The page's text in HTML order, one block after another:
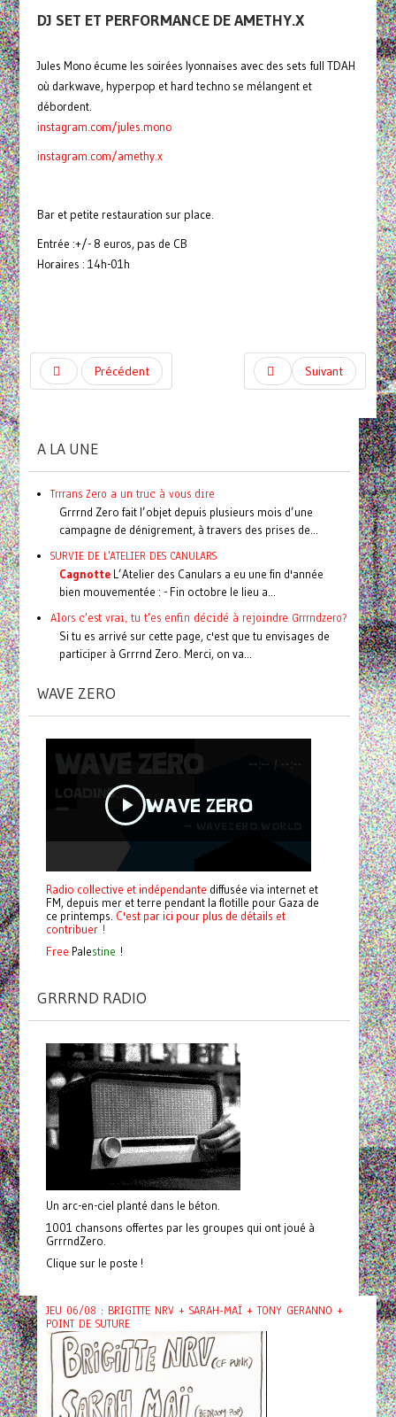
DJ SET ET PERFORMANCE DE AMETHY.X
Jules Mono écume les soirées lyonnaises avec des sets full TDAH
où darkwave, hyperpop et hard techno se mélangent et
débordent.
instagram.com/jules.mono
instagram.com/amethy.x
Bar et petite restauration sur place.
Entrée :+/- 8 euros, pas de CB
Horaires : 14h-01h
Précédent Suivant
A LA UNE
Trrrans Zero a un truc à vous dire
Grrrnd Zero fait l’objet depuis plusieurs mois d’une
campagne de dénigrement, à travers des prises de...
SURVIE DE L'ATELIER DES CANULARS
CagnotteL’Atelier des Canulars a eu une fin d'année
bien mouvementée : - Fin octobre le lieu a...
Alors c'est vrai, tu t'es enfin décidé à rejoindre Grrrndzero?
Si tu es arrivé sur cette page, c'est que tu envisages de
participer à Grrrnd Zero. Merci, on va...
WAVE ZERO
Radio collective et indépendante diffusée via internet et
FM, depuis mer et terre pendant la flotille pour Gaza de
ce printemps. C'est par ici pour plus de détails et
contribuer !
Free Palestine !
GRRRND RADIO
Un arc-en-ciel planté dans le béton.
1001 chansons offertes par les groupes qui ont joué à
GrrrndZero.
Clique sur le poste !
JEU 06/08 : BRIGITTE NRV + SARAH-MAÏ + TONY GERANNO +
POINT DE SUTURE